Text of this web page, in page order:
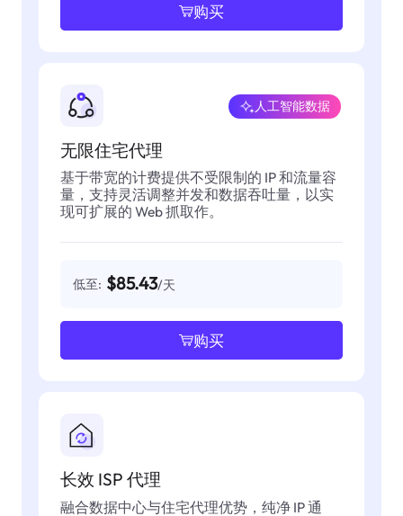
购买
无限住宅代理
人工智能数据
基于带宽的计费提供不受限制的 IP 和流量容
量，支持灵活调整并发和数据吞吐量，以实
现可扩展的 Web 抓取作。
低至: $85.43/天
购买
长效 ISP 代理
融合数据中心与住宅代理优势，纯净 IP 通